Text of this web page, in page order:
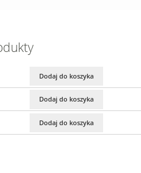
Dodaj do koszyka
Dodaj do koszyka
Dodaj do koszyka